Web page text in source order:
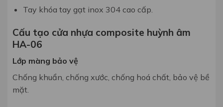
Tay khóa tay gạt inox 304 cao cấp.
Cấu tạo cửa nhựa composite huỳnh âm
HA-06
Lớp màng bảo vệ
Chống khuẩn, chống xước, chống hoá chất, bảo vệ bề
mặt.